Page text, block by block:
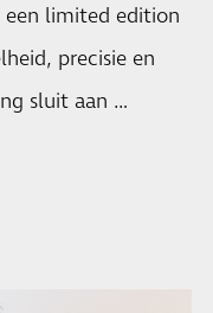
een limited edition
precisie en
sluit aan …